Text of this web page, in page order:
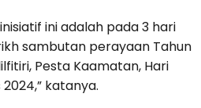
ini adalah pada 3 hari
sambutan perayaan Tahun
Pesta Kaamatan, Hari
katanya.